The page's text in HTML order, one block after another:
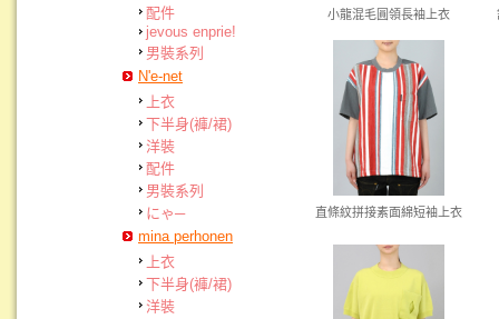
配件
jevous enprie!
男裝系列
N'e-net
上衣
下半身(褲/裙)
洋裝
配件
男裝系列
にゃ─
mina perhonen
上衣
下半身(褲/裙)
洋裝
小龍混毛圓領長袖上衣
直條紋拼接素面綿短袖上衣